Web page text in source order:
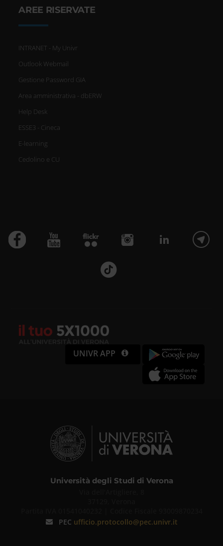
AREE RISERVATE
INTRANET - My Univr
Outlook Webmail
Gestione Password GIA
Area amministrativa - dbERW
Help Desk
ESSE3 - Cineca
E-learning
Cedolino e CU
UNIVR APP
Università degli Studi di Verona
PEC ufficio.protocollo@pec.univr.it